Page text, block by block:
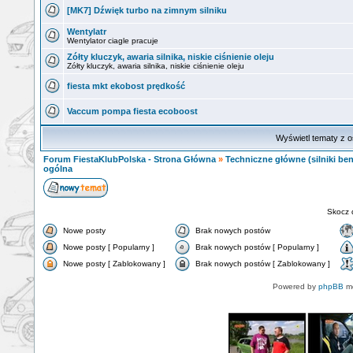
[MK7] Dźwięk turbo na zimnym silniku
Wentylatr
Wentylator ciagle pracuje
Zółty kluczyk, awaria silnika, niskie ciśnienie oleju
Zółty kluczyk, awaria silnika, niskie ciśnienie oleju
fiesta mkt ekobost prędkość
Vaccum pompa fiesta ecoboost
Wyświetl tematy z
Forum FiestaKlubPolska - Strona Główna » Techniczne główne (silniki
ogólna
Skocz
Nowe posty
Brak nowych postów
Nowe posty [ Popularny ]
Brak nowych postów [ Popularny ]
Nowe posty [ Zablokowany ]
Brak nowych postów [ Zablokowany ]
Powered by phpBB